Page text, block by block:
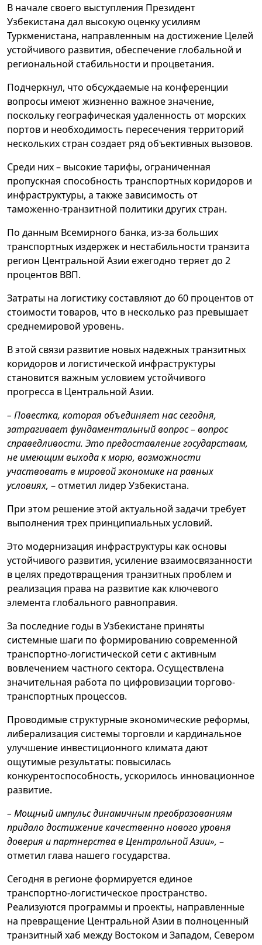
В начале своего выступления Президент
Узбекистана дал высокую оценку усилиям
Туркменистана, направленным на достижение Целей
устойчивого развития, обеспечение глобальной и
региональной стабильности и процветания.
Подчеркнул, что обсуждаемые на конференции
вопросы имеют жизненно важное значение,
поскольку географическая удаленность от морских
портов и необходимость пересечения территорий
нескольких стран создает ряд объективных вызовов.
Среди них – высокие тарифы, ограниченная
пропускная способность транспортных коридоров и
инфраструктуры, а также зависимость от
таможенно-транзитной политики других стран.
По данным Всемирного банка, из-за больших
транспортных издержек и нестабильности транзита
регион Центральной Азии ежегодно теряет до 2
процентов ВВП.
Затраты на логистику составляют до 60 процентов от
стоимости товаров, что в несколько раз превышает
среднемировой уровень.
В этой связи развитие новых надежных транзитных
коридоров и логистической инфраструктуры
становится важным условием устойчивого
прогресса в Центральной Азии.
– Повестка, которая объединяет нас сегодня,
затрагивает фундаментальный вопрос – вопрос
справедливости. Это предоставление государствам,
не имеющим выхода к морю, возможности
участвовать в мировой экономике на равных
условиях, – отметил лидер Узбекистана.
При этом решение этой актуальной задачи требует
выполнения трех принципиальных условий.
Это модернизация инфраструктуры как основы
устойчивого развития, усиление взаимосвязанности
в целях предотвращения транзитных проблем и
реализация права на развитие как ключевого
элемента глобального равноправия.
За последние годы в Узбекистане приняты
системные шаги по формированию современной
транспортно-логистической сети с активным
вовлечением частного сектора. Осуществлена
значительная работа по цифровизации торгово-
транспортных процессов.
Проводимые структурные экономические реформы,
либерализация системы торговли и кардинальное
улучшение инвестиционного климата дают
ощутимые результаты: повысилась
конкурентоспособность, ускорилось инновационное
развитие.
– Мощный импульс динамичным преобразованиям
придало достижение качественно нового уровня
доверия и партнерства в Центральной Азии», –
отметил глава нашего государства.
Сегодня в регионе формируется единое
транспортно-логистическое пространство.
Реализуются программы и проекты, направленные
на превращение Центральной Азии в полноценный
транзитный хаб между Востоком и Западом, Севером